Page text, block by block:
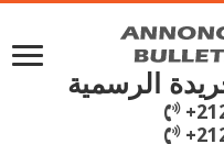
الرسمية